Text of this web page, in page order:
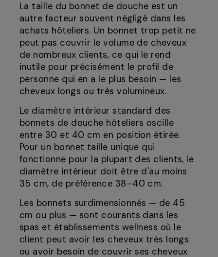
La taille du bonnet de douche est un
autre facteur souvent négligé dans les
achats hôteliers. Un bonnet trop petit ne
peut pas couvrir le volume de cheveux
de nombreux clients, ce qui le rend
inutile pour précisément le profil de
personne qui en a le plus besoin — les
cheveux longs ou très volumineux.
Le diamètre intérieur standard des
bonnets de douche hôteliers oscille
entre 30 et 40 cm en position étirée.
Pour un bonnet taille unique qui
fonctionne pour la plupart des clients, le
diamètre intérieur doit être d'au moins
35 cm, de préférence 38–40 cm.
Les bonnets surdimensionnés — de 45
cm ou plus — sont courants dans les
spas et établissements wellness où le
client peut avoir les cheveux très longs
ou avoir besoin de couvrir ses cheveux